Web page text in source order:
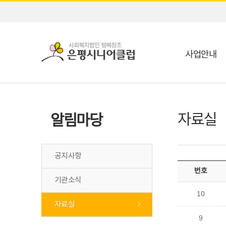
사업안내
알림마당
공지사항
기관소식
자료실
자료실
번호
10
9